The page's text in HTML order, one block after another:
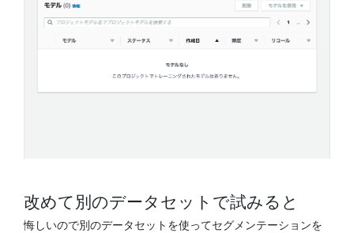
改めて別のデータセットで試みると
悔しいので別のデータセットを使ってセグメンテーションを